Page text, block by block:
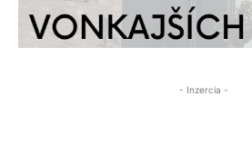
- Inzercia -